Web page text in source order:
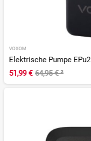
VOXOM
Elektrische Pumpe EPu2
51,99 € 64,95 €²